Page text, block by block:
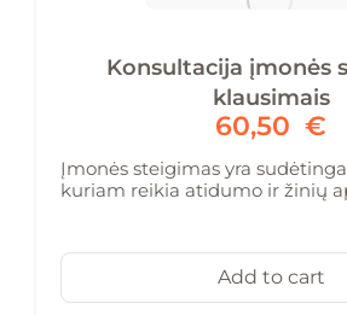
Konsultacija įmonės
klausimais
60,50 €
Įmonės steigimas yra
kuriam reikia atidumo ir žinių
Add to cart